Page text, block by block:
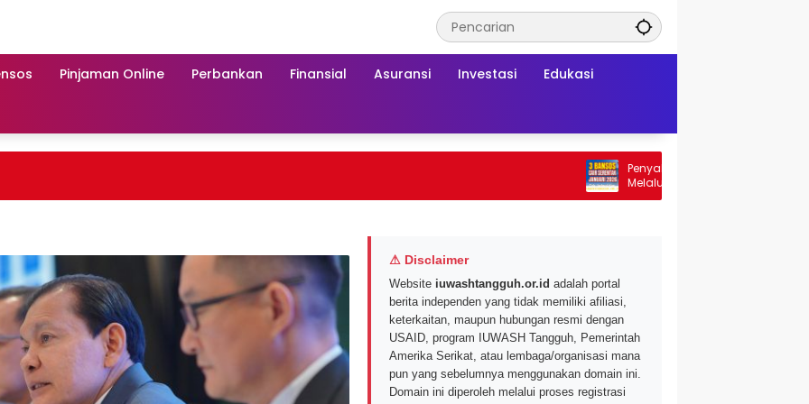
Pinjaman Online Perbankan Finansial Asuransi Investasi Edukasi
Penyaluran Bansos Tahap 2 di 2026
Melalui Bank BRI dan BNI Jangkau
Ratusan Wilayah Baru
⚠ Disclaimer
Website iuwashtangguh.or.id adalah portal
berita independen yang tidak memiliki afiliasi,
keterkaitan, maupun hubungan resmi dengan
USAID, program IUWASH Tangguh, Pemerintah
Amerika Serikat, atau lembaga/organisasi mana
pun yang sebelumnya menggunakan domain ini.
Domain ini diperoleh melalui proses registrasi